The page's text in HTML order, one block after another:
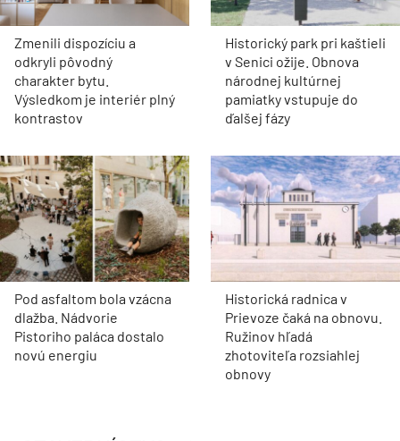
Zmenili dispozíciu a
odkryli pôvodný
charakter bytu.
Výsledkom je interiér plný
kontrastov
Historický park pri kaštieli
v Senici ožije. Obnova
národnej kultúrnej
pamiatky vstupuje do
ďalšej fázy
Pod asfaltom bola vzácna
dlažba. Nádvorie
Pistoriho paláca dostalo
novú energiu
Historická radnica v
Prievoze čaká na obnovu.
Ružinov hľadá
zhotoviteľa rozsiahlej
obnovy